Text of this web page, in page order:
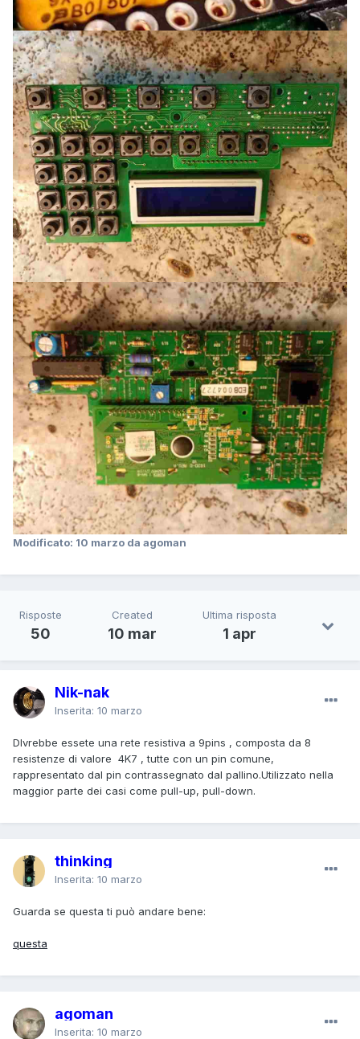
Modificato: 10 marzo da agoman
Risposte
50
Created
10 mar
Ultima risposta
1 apr
Nik-nak
Inserita: 10 marzo
Dlvrebbe essete una rete resistiva a 9pins , composta da 8
resistenze di valore 4K7 , tutte con un pin comune,
rappresentato dal pin contrassegnato dal pallino.Utilizzato nella
maggior parte dei casi come pull-up, pull-down.
thinking
Inserita: 10 marzo
Guarda se questa ti può andare bene:
questa
agoman
Inserita: 10 marzo